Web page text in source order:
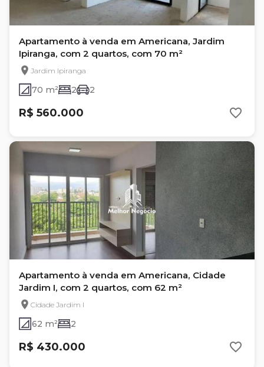
Apartamento à venda em Americana, Jardim
Ipiranga, com 2 quartos, com 70 m²
Jardim Ipiranga
70 m² 2 2
R$ 560.000
Apartamento à venda em Americana, Cidade
Jardim I, com 2 quartos, com 62 m²
Cidade Jardim I
62 m² 2
R$ 430.000